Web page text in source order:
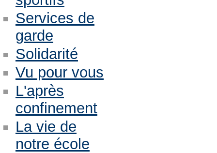
Services de
garde
Solidarité
Vu pour vous
L'après
confinement
La vie de
notre école